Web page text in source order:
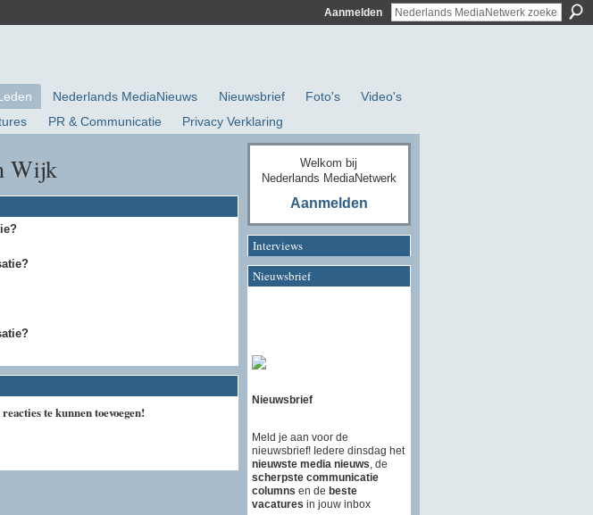
Aanmelden
Nederlands MediaNieuws Nieuwsbrief Foto's
Video's
PR & Communicatie Privacy Verklaring
Wijk
te kunnen toevoegen!
Welkom bij
Nederlands MediaNetwerk
Aanmelden
Interviews
Nieuwsbrief
Nieuwsbrief
Meld je aan voor de
nieuwsbrief! Iedere dinsdag het
nieuwste media nieuws , de
scherpste communicatie
columns en de beste
vacatures in jouw inbox